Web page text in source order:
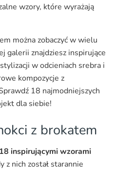
wzory, które wyrażają
można zobaczyć w wielu
galerii znajdziesz inspirujące
w odcieniach srebra i
kompozycje z
18 najmodniejszych
dla siebie!
z brokatem
18 inspirującymi wzorami
z nich został starannie